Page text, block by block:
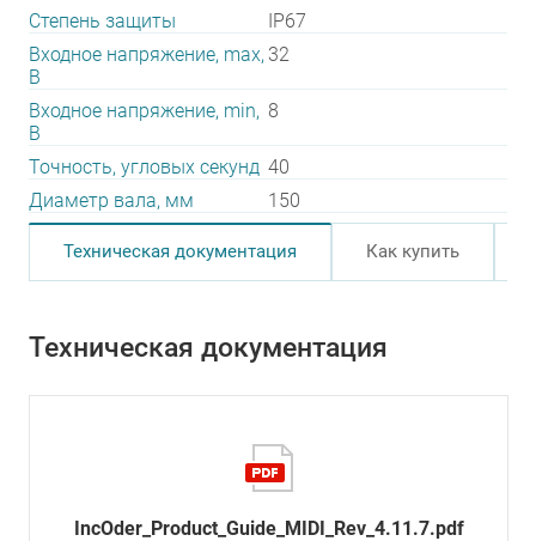
Степень защиты
IP67
Входное напряжение, max,
В
32
Входное напряжение, min,
В
8
Точность, угловых секунд 40
Диаметр вала, мм
150
Техническая документация Как купить
Техническая документация
IncOder_Product_Guide_MIDI_Rev_4.11.7.pdf